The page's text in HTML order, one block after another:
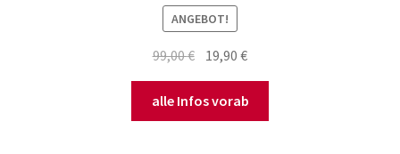
ANGEBOT!
99,00€ Ursprünglicher
war:
99,00 €
19,90€Aktueller
ist:
19,90 €.
alle Infos vorab